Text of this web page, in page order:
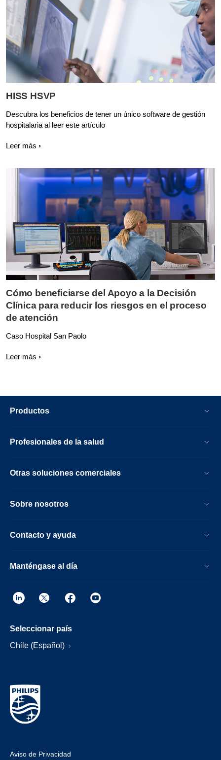
HISS HSVP
Descubra los beneficios de tener un único software de gestión
hospitalaria al leer este artículo
Leer más
Cómo beneficiarse del Apoyo a la Decisión
Clínica para reducir los riesgos en el proceso
de atención
Caso Hospital San Paolo
Leer más
Productos
Profesionales de la salud
Otras soluciones comerciales
Sobre nosotros
Contacto y ayuda
Manténgase al día
Seleccionar país
Chile (Español)
Aviso de Privacidad